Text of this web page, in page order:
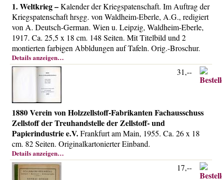
1. Weltkrieg –Kalender der Kriegspatenschaft. Im Auftrag der
Kriegspatenschaft hrsgg. von Waldheim-Eberle, A.G., redigiert
von A. Deutsch-German. Wien u. Leipzig, Waldheim-Eberle,
1917. Ca. 25,5 x 18 cm. 148 Seiten. Mit Titelbild und 2
montierten farbigen Abbldungen auf Tafeln. Orig.-Broschur.
Details anzeigen…
1880 Verein von Holzzellstoff-Fabrikanten Fachausschuss
Zellstoff der Treuhandstelle der Zellstoff- und
Papierindustrie e.V.Frankfurt am Main, 1955. Ca. 26 x 18
cm. 82 Seiten. Originalkartonierter Einband.
Details anzeigen…
31,--
17,--